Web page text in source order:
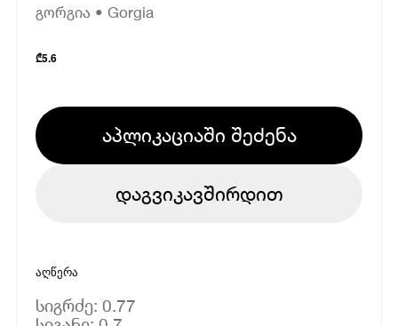
გორგია • Gorgia
₾5.6
აპლიკაციაში შეძენა
დაგვიკავშირდით
აღწერა
სიგრძე: 0.77